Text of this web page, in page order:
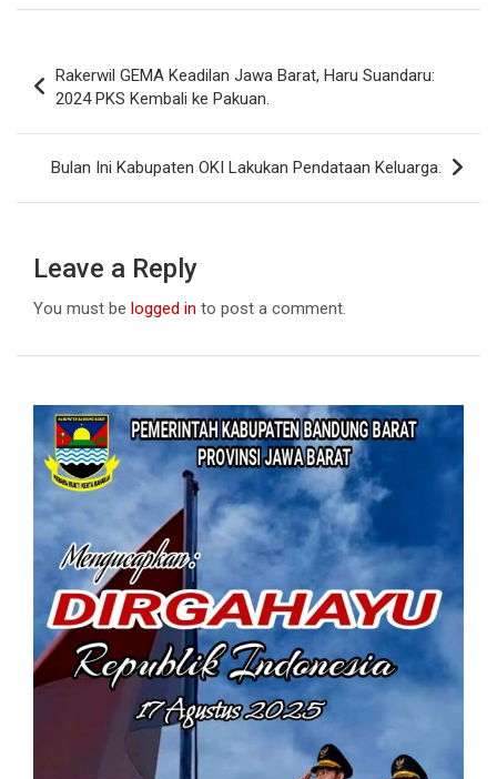
ce
b
o
o
k
at
s
A
p
p
ke
dI
n
navigation
Rakerwil GEMA Keadilan Jawa Barat, Haru Suandaru:
2024 PKS Kembali ke Pakuan.
Bulan Ini Kabupaten OKI Lakukan Pendataan Keluarga.
Leave a Reply
You must be logged in to post a comment.